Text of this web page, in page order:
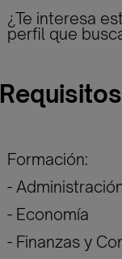
¿Te interesa
perfil que
Requisitos
Formación:
-
- Economía
- Finanzas y